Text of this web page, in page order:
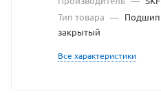
Тип товара —
закрытый
Все характеристики